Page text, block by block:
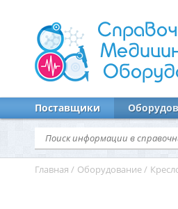
Поставщики
Главная / Оборудование /